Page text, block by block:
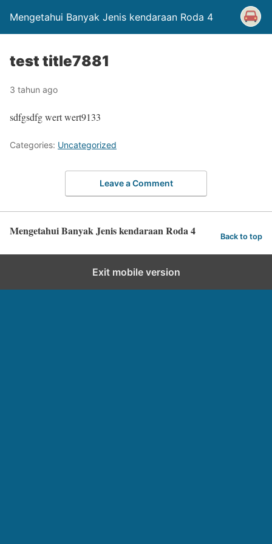
Mengetahui Banyak Jenis kendaraan Roda 4
test title7881
3 tahun ago
sdfgsdfg wert wert9133
Categories: Uncategorized
Leave a Comment
Mengetahui Banyak Jenis kendaraan Roda 4 Back to top
Exit mobile version